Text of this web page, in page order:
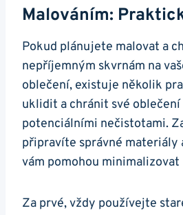
Malováním:
Pokud plánujete malovat a
nepříjemným skvrnám na
oblečení, existuje několik
uklidit a chránit své oblečení
potenciálními nečistotami.
připravíte správné materiály
vám pomohou
Za prvé, vždy používejte